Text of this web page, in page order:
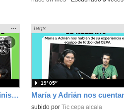
Entrevista a Carmen, administrativa del centro
Mostrar
la
ubicación
búsqueda
… Encontrado «Podcast» en:
Tags
subido por Tic cepa alcala
19′ 05″